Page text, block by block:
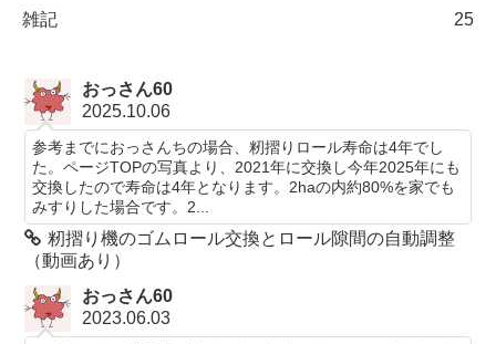
雑記 25
おっさん60
2025.10.06
参考までにおっさんちの場合、籾摺りロール寿命は4年でし
た。ページTOPの写真より、2021年に交換し今年2025年にも
交換したので寿命は4年となります。2haの内約80%を家でも
みすりした場合です。2...
籾摺り機のゴムロール交換とロール隙間の自動調整
（動画あり）
おっさん60
2023.06.03